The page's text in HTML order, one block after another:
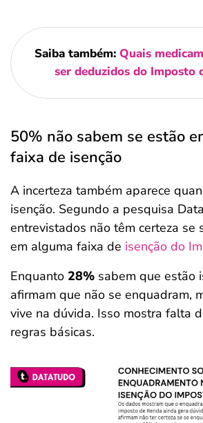
Saiba também: Quais
ser deduzidos do Imposto
50% não sabem se estão
faixa de isenção
A incerteza também aparece
isenção. Segundo a pesquisa
entrevistados não têm certeza se
em alguma faixa de isenção do
Enquanto 28% sabem que estão
afirmam que não se enquadram,
vive na dúvida. Isso mostra falta
regras básicas.